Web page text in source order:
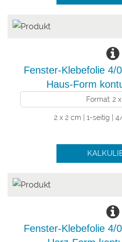
Fenster-Klebefolie 4/
Haus-Form
Format: 2
2 x 2 cm | 1-seitig |
Fenster-Klebefolie 4/